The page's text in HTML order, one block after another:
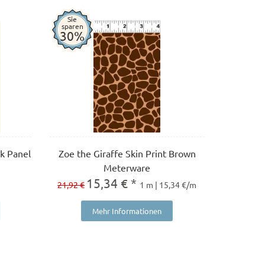
Panel
Sie
sparen
30%
Zoe the Giraffe Skin Print Brown
Meterware
21,92 € 15,34 € * 1 m | 15,34 €/m
Mehr Informationen